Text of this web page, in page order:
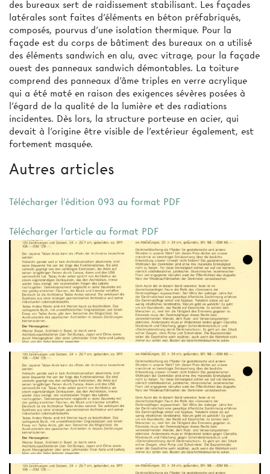
des bureaux sert de raidissement stabilisant. Les façades
latérales sont faites d'éléments en béton préfabriqués,
composés, pourvus d'une isolation thermique. Pour la
façade est du corps de bâtiment des bureaux on a utilisé
des éléments sandwich en alu, avec vitrage, pour la façade
ouest des panneaux sandwich démontables. La toiture
comprend des panneaux d'âme triples en verre acrylique
qui a été maté en raison des exigences sévères posées à
l'égard de la qualité de la lumière et des radiations
incidentes. Dès lors, la structure porteuse en acier, qui
devait à l'origine être visible de l'extérieur également, est
fortement masquée.
Autres articles
Télécharger l'édition 093 au format PDF
Télécharger l'article au format PDF